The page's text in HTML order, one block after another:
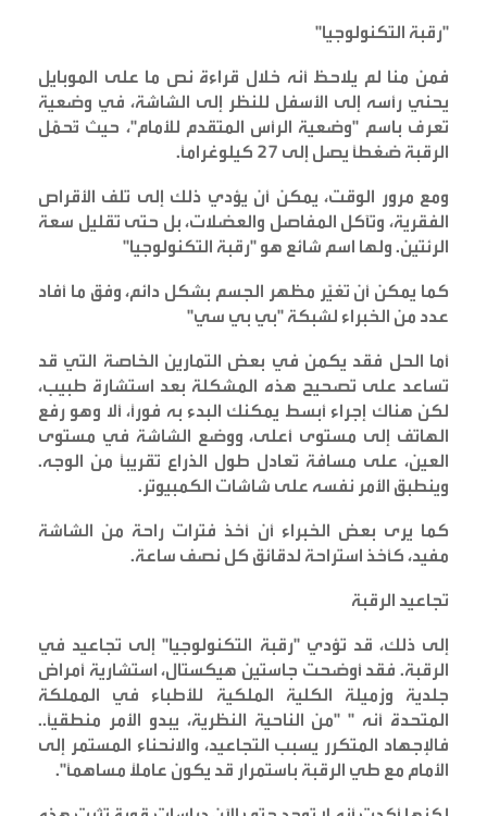
"رقبة التكنولوجيا"
فمن منا لم يلاحظ أنه خلال قراءة نص ما على الموبايل
يحني رأسه إلى الأسفل للنظر إلى الشاشة، في وضعية
تعرف باسم "وضعية الرأس المتقدم للأمام"، حيث تُحمّل
الرقبة ضغطًا يصل إلى 27 كيلوغرامًا
.
ومع مرور الوقت، يمكن أن يؤدي ذلك إلى تلف الأقراص
الفقرية، وتآكل المفاصل والعضلات، بل حتى تقليل سعة
الرئتين. ولها اسم شائع هو "رقبة التكنولوجيا"
كما يمكن أن تغيّر مظهر الجسم بشكل دائم، وفق ما أفاد
عدد من الخبراء لشبكة "بي بي سي"
أما الحل فقد يكمن في بعض التمارين الخاصة التي قد
تساعد على تصحيح هذه المشكلة بعد استشارة طبيب،
لكن هناك إجراء أبسط يمكنك البدء به فورًا، ألا وهو رفع
الهاتف إلى مستوى أعلى، ووضع الشاشة في مستوى
العين، على مسافة تعادل طول الذراع تقريبًا من الوجه.
وينطبق الأمر نفسه على شاشات الكمبيوتر.
كما يرى بعض الخبراء أن أخذ فترات راحة من الشاشة
مفيد، كأخذ استراحة لدقائق كل نصف ساعة.
تجاعيد الرقبة
إلى ذلك، قد تؤدي "رقبة التكنولوجيا" إلى تجاعيد في
الرقبة. فقد أوضحت جاستين هيكستال، استشارية أمراض
جلدية وزميلة الكلية الملكية للأطباء في المملكة
المتحدة أنه " "من الناحية النظرية، يبدو الأمر منطقيًا..
فالإجهاد المتكرر يسبب التجاعيد، والانحناء المستمر إلى
الأمام مع طي الرقبة باستمرار قد يكون عاملًا مساهمًا".